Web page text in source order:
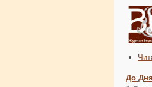
До